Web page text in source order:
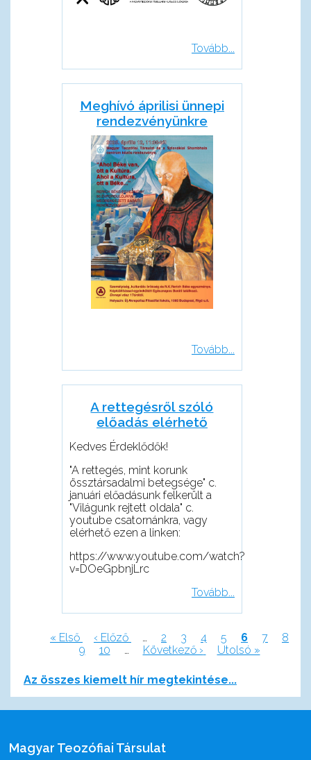
Tovább...
Meghívó áprilisi ünnepi
rendezvényünkre
Tovább...
A rettegésről szóló
előadás elérhető
Kedves Érdeklődők!
"A rettegés, mint korunk
össztársadalmi betegsége" c.
januári előadásunk felkerült a
"Világunk rejtett oldala" c.
youtube csatornánkra, vagy
elérhető ezen a linken:
https://www.youtube.com/watch?
v=DOeGpbnjLrc
Tovább...
Oldalszámozás
Első
« Első
Előző
oldal
‹ Előző … Page
2 Page
3 Page
4 Page
5
Jelenlegi
oldal
6 Page
7 Page
8
Page
9 Page
10 …
Következő
Következő ›
Utolsó
Utolsó »
Az összes kiemelt hír megtekintése...
Magyar Teozófiai Társulat